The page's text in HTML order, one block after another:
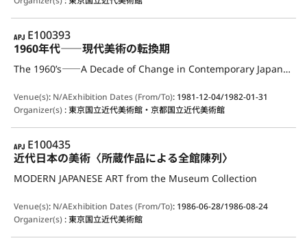
APJ
E100393
1960年代――現代美術の転換期
The 1960’s――A Decade of Change in Contemporary Japanese Art
Venue(s): N/AExhibition Dates (From/To): 1981-12-04/1982-01-31
Organizer(s):東京国立近代美術館・京都国立近代美術館
APJ
E100435
近代日本の美術〈所蔵作品による全館陳列〉
MODERN JAPANESE ART from the Museum Collection
Venue(s): N/AExhibition Dates (From/To): 1986-06-28/1986-08-24
Organizer(s):東京国立近代美術館